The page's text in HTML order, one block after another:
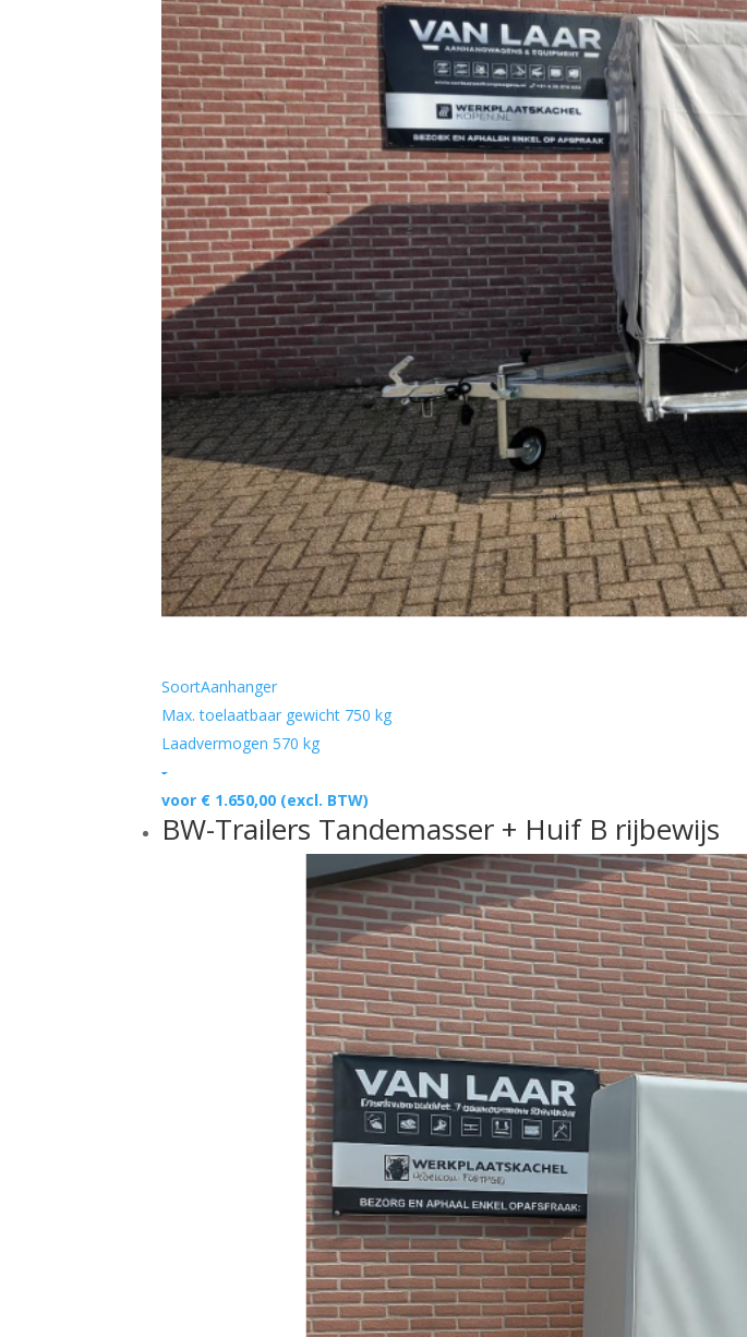
SoortAanhanger
Max. toelaatbaar gewicht 750 kg
Laadvermogen 570 kg
-
voor € 1.650,00 (excl. BTW)
BW-Trailers Tandemasser + Huif B rijbewijs